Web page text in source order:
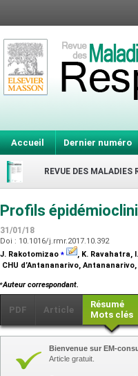
Accueil Dernier numéro
REVUE DES MALADIES
Profils
31/01/18
Doi : 10.1016/j.rmr.2017.10.392
J. Rakotomizao ⁎
, K. Ravahatra,
CHU d’Antananarivo,
⁎Auteur correspondant.
PDF Article
Résumé
Mots clés
Bienvenue sur EM-
Article gratuit.